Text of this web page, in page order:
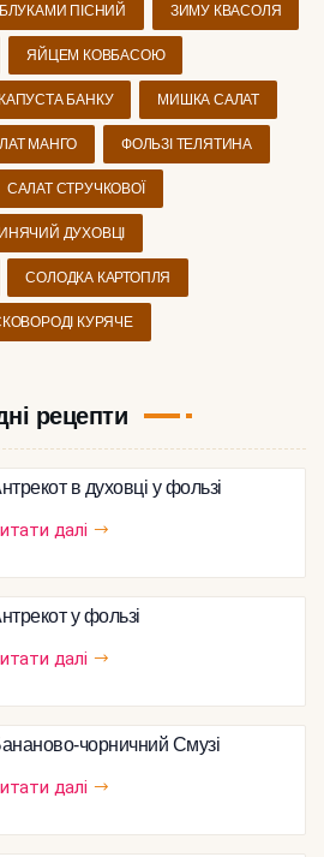
ПІСНИЙ ЗИМУ КВАСОЛЯ
ЯЙЦЕМ КОВБАСОЮ
КАПУСТА БАНКУ МИШКА САЛАТ
МАНГО ФОЛЬЗІ ТЕЛЯТИНА
САЛАТ СТРУЧКОВОЇ
ДУХОВЦІ
СОЛОДКА КАРТОПЛЯ
КУРЯЧЕ
рецепти
в духовці у фользі
далі
у фользі
далі
чорничний Смузі
далі